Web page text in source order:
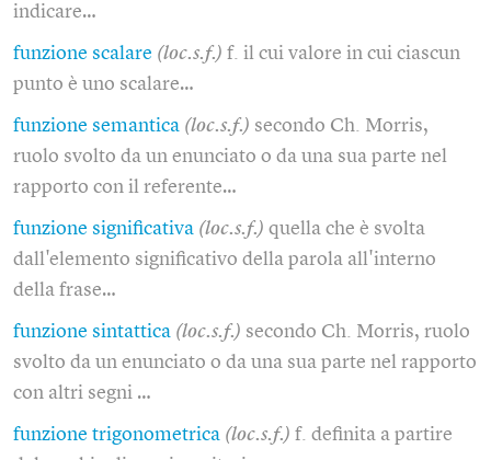
indicare…
funzione scalare (loc.s.f.) f. il cui valore in cui ciascun
punto è uno scalare…
funzione semantica (loc.s.f.) secondo Ch. Morris,
ruolo svolto da un enunciato o da una sua parte nel
rapporto con il referente…
funzione significativa (loc.s.f.) quella che è svolta
dall'elemento significativo della parola all'interno
della frase…
funzione sintattica (loc.s.f.) secondo Ch. Morris, ruolo
svolto da un enunciato o da una sua parte nel rapporto
con altri segni …
funzione trigonometrica (loc.s.f.) f. definita a partire